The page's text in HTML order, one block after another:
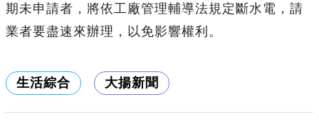
期未申請者，將依工廠管理輔導法規定斷水電，請
業者要盡速來辦理，以免影響權利。
生活綜合 大揚新聞